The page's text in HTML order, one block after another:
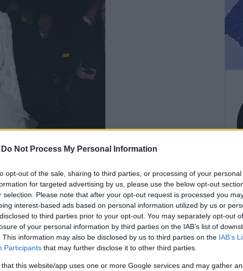
Do Not Process My Personal Information
opt-out of the sale, sharing to third parties, or processing of your personal
for targeted advertising by us, please use the below opt-out
selection. Please note that after your opt-out request is processed you
interest-based ads based on personal information utilized by us or
to third parties prior to your opt-out. You may separately opt-out
of your personal information by third parties on the IAB’s list of
This information may also be disclosed by us to third parties on the IAB’s
Participants that may further disclose it to other third parties.
that this website/app uses one or more Google services and may gather